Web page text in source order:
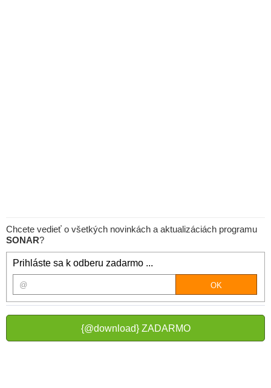
Chcete vedieť o všetkých novinkách a aktualizáciách programu
SONAR?
Prihláste sa k odberu zadarmo ...
{@download} ZADARMO